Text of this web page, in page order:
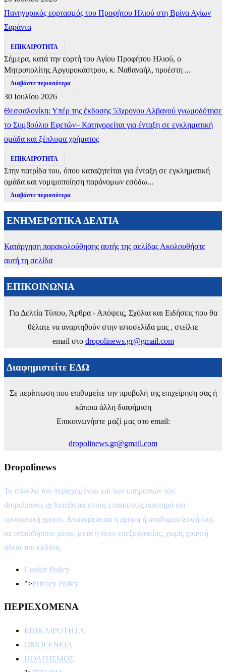
Πανηγυρικός εορτασμός του Προφήτου Ηλιού στη Βρίνα Αγίων
Σαράντα
ΕΠΙΚΑΙΡΟΤΗΤΑ
Σήμερα, κατά την εορτή του Αγίου Προφήτου Ηλιού, ο
Μητροπολίτης Αργυροκάστρου, κ. Ναθαναήλ, προέστη ...
Διαβάστε περισσότερα
30 Ιουλίου 2026
Θεσσαλονίκη: Υπέρ της έκδοσης 53χρονου Αλβανού γνωμοδότησε
το Συμβούλιο Εφετών– Κατηγορείται για ένταξη σε εγκληματική
ομάδα και ξέπλυμα χρήματος
ΕΠΙΚΑΙΡΟΤΗΤΑ
Στην πατρίδα του, όπου καταζητείται για ένταξη σε εγκληματική
ομάδα και νομιμοποίηση παράνομων εσόδω...
Διαβάστε περισσότερα
ΕΝΗΜΕΡΩΤΙΚΑ ΔΕΛΤΙΑ
Κατάργηση παρακολούθησης αυτής της σελίδαςΑκολουθήστε
αυτή τη σελίδα
ΕΠΙΚΟΙΝΩΝΙΑ
Για Δελτία Τύπου, Άρθρα - Απόψεις, Σχόλια και Ειδήσεις που θα
θέλατε να αναρτηθούν στην ιστοσελίδα μας , στείλτε
email στο dropolinews.gr@gmail.com
Διαφημιστείτε ΕΔΩ
Σε περίπτωση που επιθυμείτε την προβολή της επιχείρηση σας ή
κάποια άλλη διαφήμιση
Επικοινωνήστε μαζί μας στο email:
dropolinews.gr@gmail.com
Dropolinews
Το σύνολο του περιεχομένου και των υπηρεσιών του
dropolinews.gr διατίθεται στους επισκέπτες αυστηρά για
προσωπική χρήση. Απαγορεύεται η χρήση ή αναδημοσίευσή του,
σε οποιοδήποτε μέσο, μετά ή άνευ επεξεργασίας, χωρίς γραπτή
άδεια του εκδότη.
Cookie Policy
">Privacy Policy
ΠΕΡΙΕΧΟΜΕΝΑ
ΕΠΙΚΑΙΡΟΤΗΤΑ
ΟΜΟΓΕΝΕΙΑ
ΠΟΛΙΤΙΣΜΟΣ